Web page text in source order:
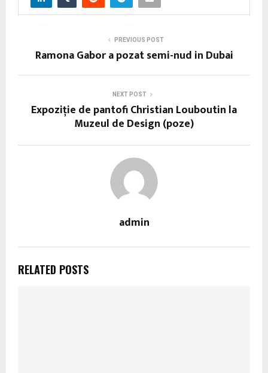
PREVIOUS POST
Ramona Gabor a pozat semi-nud in Dubai
NEXT POST
Expoziție de pantofi Christian Louboutin la
Muzeul de Design (poze)
admin
RELATED POSTS